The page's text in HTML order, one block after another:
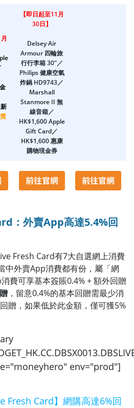
【即日起至11月
30日】
Delsey Air
Armour 四輪旅
行行李箱 30"／
Philips 健康空氣
炸鍋 HD9743／
Marshall
Stanmore II 無
線音箱／
HK$1,600 Apple
Gift Card／
HK$1,600 惠康
購物現金券
：外賣App高達5.4%回
Fresh Card有7大自選網上消費
中外賣App消費都有份，屬「網
費可享基本簽賬0.4% + 額外回贈
，留意0.4%的基本回贈需最少消
贈，如果低於此金額，僅可獲5%
env="prod"]
Fresh Card】網購高達6%回